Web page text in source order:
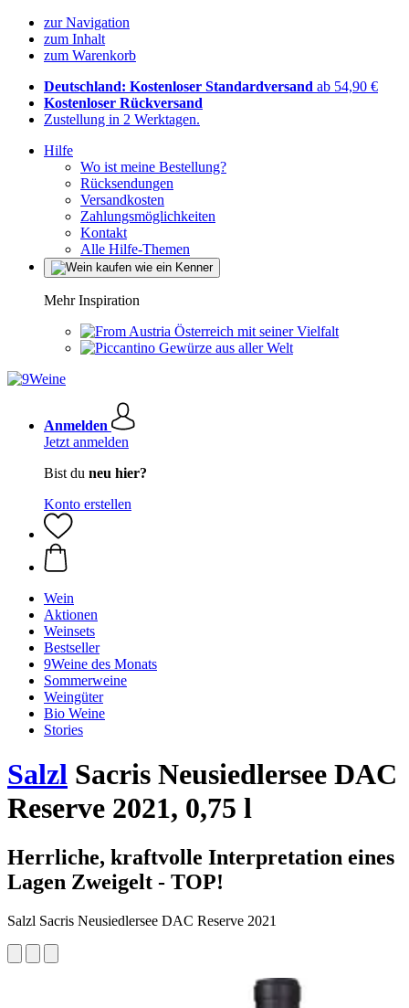
zur Navigation
zum Inhalt
zum Warenkorb
Deutschland: Kostenloser Standardversand ab 54,90 €
Kostenloser Rückversand
Zustellung in 2 Werktagen.
Hilfe
Wo ist meine Bestellung?
Rücksendungen
Versandkosten
Zahlungsmöglichkeiten
Kontakt
Alle Hilfe-Themen
Mehr Inspiration
Österreich mit seiner Vielfalt
Gewürze aus aller Welt
Anmelden
Jetzt anmelden
Bist du neu hier?
Konto erstellen
Wein
Aktionen
Weinsets
Bestseller
9Weine des Monats
Sommerweine
Weingüter
Bio Weine
Stories
Salzl Sacris Neusiedlersee DAC
Reserve 2021, 0,75 l
Herrliche, kraftvolle Interpretation eines
Lagen Zweigelt - TOP!
Salzl Sacris Neusiedlersee DAC Reserve 2021